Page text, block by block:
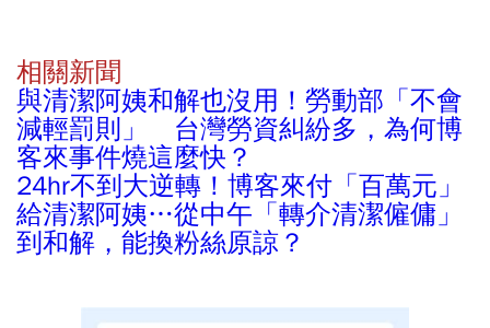
相關新聞
與清潔阿姨和解也沒用！勞動部「不會
減輕罰則」 台灣勞資糾紛多，為何博
客來事件燒這麼快？
24hr不到大逆轉！博客來付「百萬元」
給清潔阿姨…從中午「轉介清潔僱傭」
到和解，能換粉絲原諒？